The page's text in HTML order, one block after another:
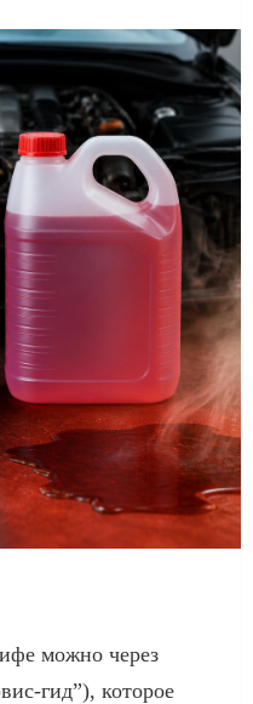
можно через
гид”), которое